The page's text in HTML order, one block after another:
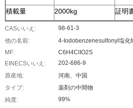
積載量 2000kg 証明
CASいいえ:
98-61-3
他の名前:
4-Iodobenzenesulfonyl塩化
MF:
C6H4ClIO2S
EINECSいいえ:
202-686-9
原産地:
河南、中国
タイプ:
薬剤の中間物
純度:
99%